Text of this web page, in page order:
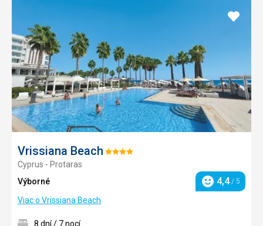
Vrissiana Beach Hodnotenie:
Cyprus - Protaras
Výborné
Hodnotenie
4,4/ 5
Viac o Vrissiana Beach
Pridať
8 dní / 7 nocí